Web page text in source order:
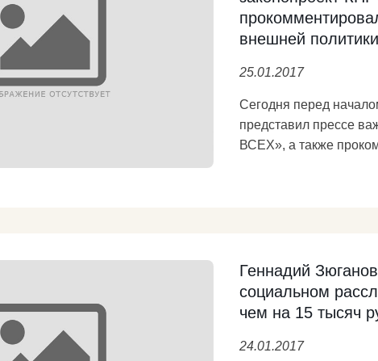
внешней
25.01.2017
Сегодня перед
представил прессе
ВСЕХ», а также
качественно иное
классическую русскую и советскую
live/cknews/
Геннадий
социальном
чем на 15 тысяч
24.01.2017